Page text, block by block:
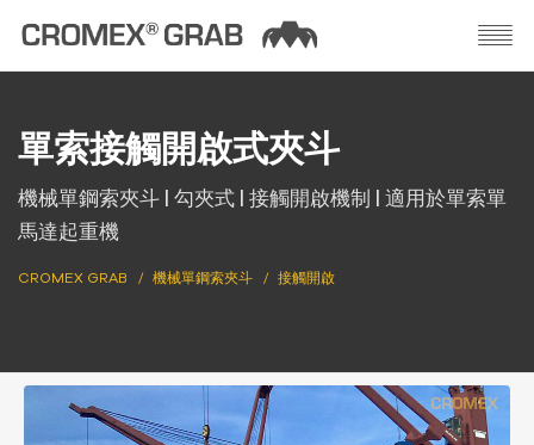
單索接觸開啟式夾斗
機械單鋼索夾斗 | 勾夾式 | 接觸開啟機制 | 適用於單索單
馬達起重機
CROMEX GRAB 機械單鋼索夾斗 接觸開啟